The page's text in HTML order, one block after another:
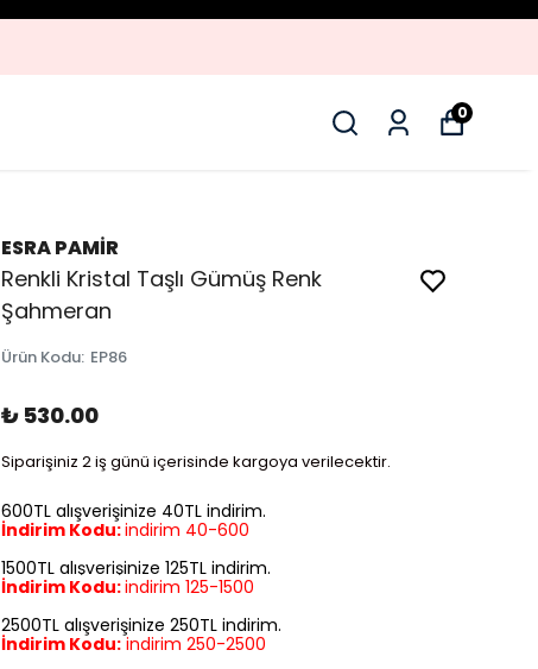
0
ESRA PAMİR
Renkli Kristal Taşlı Gümüş Renk
Şahmeran
Ürün Kodu: EP86
₺ 530.00
Siparişiniz 2 iş günü içerisinde kargoya verilecektir.
600TL alışverişinize 40TL indirim.
İndirim Kodu:indirim 40-600
1500TL alışverişinize 125TL indirim.
İndirim Kodu:indirim 125-1500
2500TL alışverişinize 250TL indirim.
İndirim Kodu: indirim 250-2500